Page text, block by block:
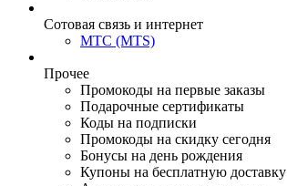
Сотовая связь и интернет
МТС (MTS)
Прочее
Промокоды на первые заказы
Подарочные сертификаты
Коды на подписки
Промокоды на скидку сегодня
Бонусы на день рождения
Купоны на бесплатную доставку